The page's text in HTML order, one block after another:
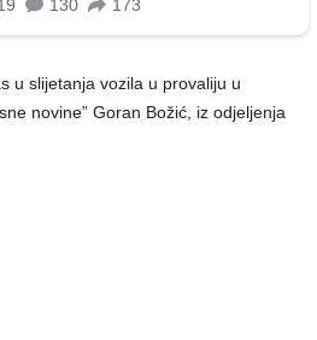
u slijetanja vozila u provaliju u
novine” Goran Božić, iz odjeljenja